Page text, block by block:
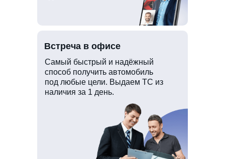
Самый быстрый и надёжный
способ получить автомобиль
под любые цели. Выдаем ТС из
наличия за 1 день.
Встреча в офисе